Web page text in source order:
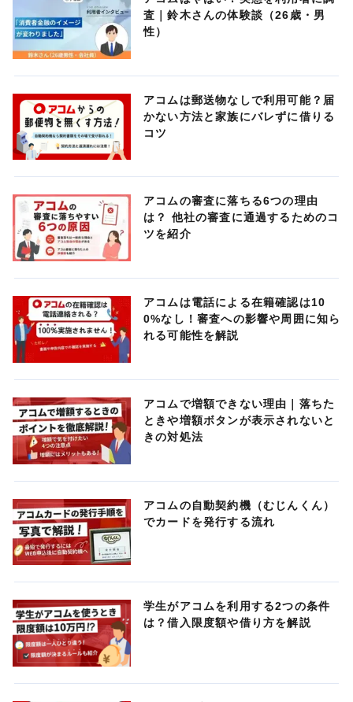
査｜鈴木さんの体験談（26歳・男
性）
アコムは郵送物なしで利用可能？届
かない方法と家族にバレずに借りる
コツ
アコムの審査に落ちる6つの理由
は？ 他社の審査に通過するためのコ
ツを紹介
アコムは電話による在籍確認は10
0%なし！審査への影響や周囲に知ら
れる可能性を解説
アコムで増額できない理由｜落ちた
ときや増額ボタンが表示されないと
きの対処法
アコムの自動契約機（むじんくん）
でカードを発行する流れ
学生がアコムを利用する2つの条件
は？借入限度額や借り方を解説